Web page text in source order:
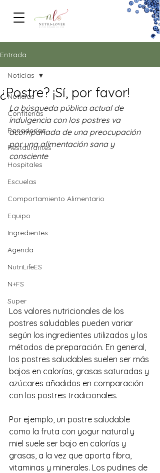
Entrada
Noticias
Confiterías
Panaderías
Restaurantes
Hospitales
Escuelas
Comportamiento Alimentario
Equipo
Ingredientes
Agenda
NutriLifeES
N+FS
Super
Noticias
¿Postre? ¡Sí, por favor!
La búsqueda pública actual de
indulgencia con los postres va
acompañada de una preocupación
por una alimentación sana y
consciente
Los valores nutricionales de los
postres saludables pueden variar
según los ingredientes utilizados y los
métodos de preparación. En general,
los postres saludables suelen ser más
bajos en calorías, grasas saturadas y
azúcares añadidos en comparación
con los postres tradicionales.
Por ejemplo, un postre saludable
como la fruta con yogur natural y
miel suele ser bajo en calorías y
grasas, a la vez que aporta fibra,
vitaminas y minerales. Los pudines de